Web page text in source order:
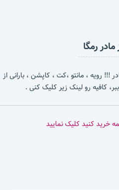
رمگا
!!! رویه ، مانتو ،کت ، کاپشن ، بارانی از
کافیه رو لینک زیر کلیک کنی .
خرید کنید کلیک نمایید